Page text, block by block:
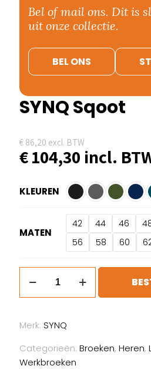
Bel of mail ons. Dit is
uit onze collectie.
BEL ONS
SYNQ Sqoot
€ 86,20 excl. BTW
€104,30 incl.
KLEUREN
MATEN
42 44 46
56
58 60
aantal
Merk: SYNQ
Categorieën: Broeken, Heren,
Werkbroeken